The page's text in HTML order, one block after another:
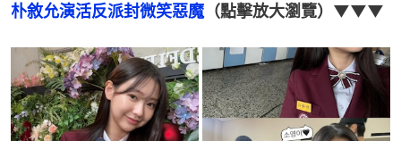
朴敘允演活反派封微笑惡魔 （點擊放大瀏覽）▼▼▼